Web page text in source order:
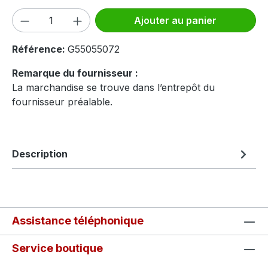
Quantité de produit : Entrez la
Ajouter au panier
Référence: G55055072
Remarque du fournisseur :
La marchandise se trouve dans l’entrepôt du
fournisseur préalable.
Description
Assistance téléphonique
Service boutique